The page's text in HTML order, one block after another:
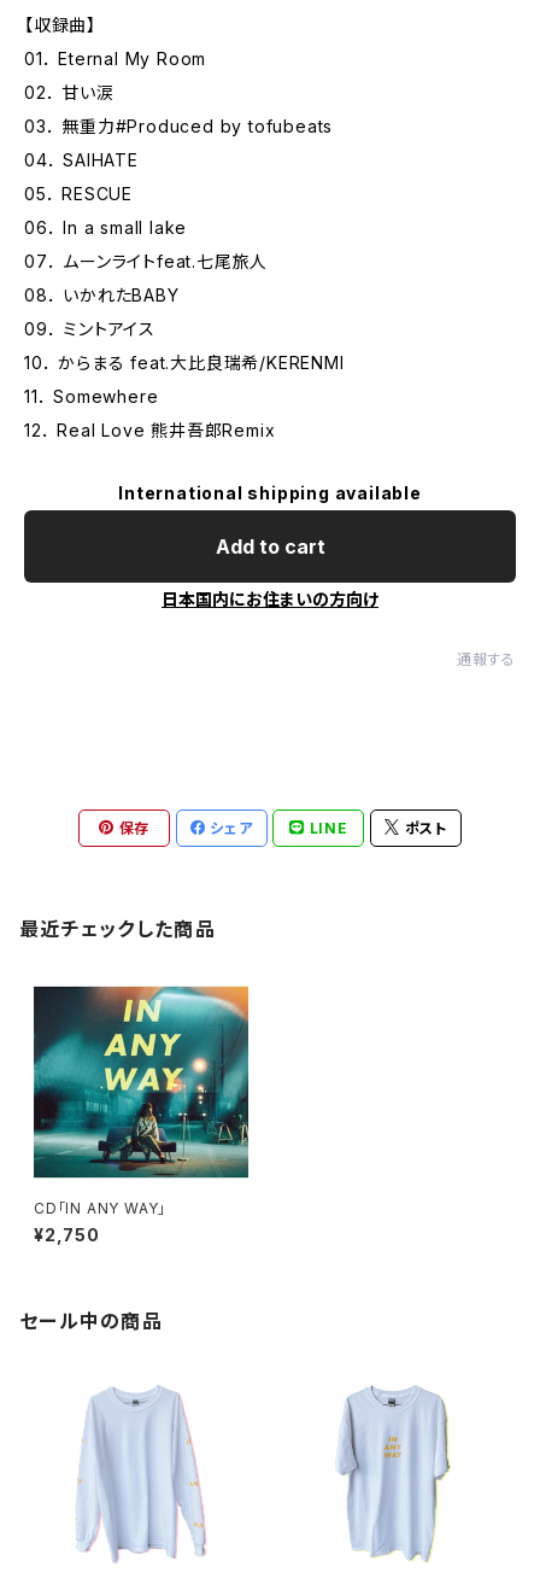
【収録曲】
01． Eternal My Room
02． 甘い涙
03． 無重力#Produced by tofubeats
04． SAIHATE
05． RESCUE
06． In a small lake
07． ムーンライトfeat.七尾旅人
08． いかれたBABY
09． ミントアイス
10． からまる feat.大比良瑞希/KERENMI
11． Somewhere
12． Real Love 熊井吾郎Remix
International shipping available
Add to cart
日本国内にお住まいの方向け
通報する
保存 シェア LINE ポスト
最近チェックした商品
CD「IN ANY WAY」
¥2,750
セール中の商品